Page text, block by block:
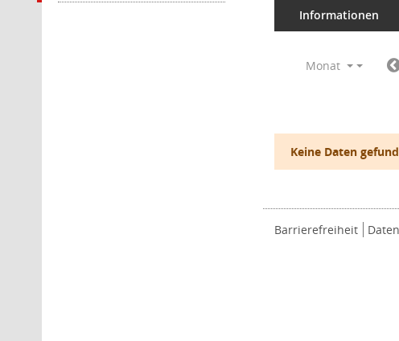
Informationen
Monat
Keine Daten
Barrierefreiheit